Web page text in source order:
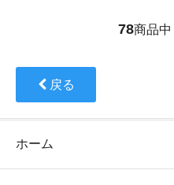
78商品中
戻る
ホーム